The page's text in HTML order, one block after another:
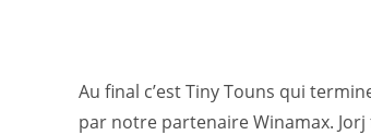
Au final c’est Tiny Touns qui
par notre partenaire Winamax.